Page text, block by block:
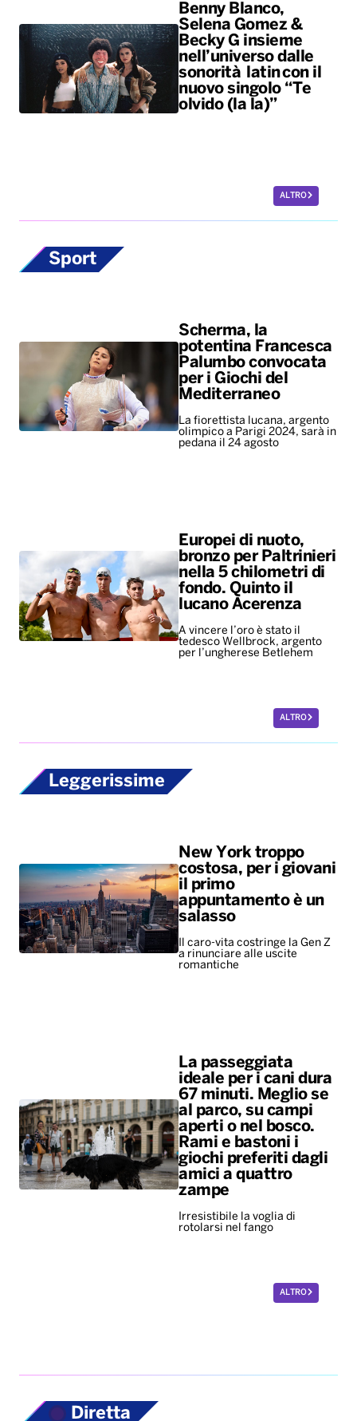
Benny Blanco,
Selena Gomez &
Becky G insieme
nell’universo dalle
sonorità latin con il
nuovo singolo “Te
olvido (la la)”
ALTRO
Sport
Scherma, la
potentina Francesca
Palumbo convocata
per i Giochi del
Mediterraneo
La fiorettista lucana, argento
olimpico a Parigi 2024, sarà in
pedana il 24 agosto
Europei di nuoto,
bronzo per Paltrinieri
nella 5 chilometri di
fondo. Quinto il
lucano Acerenza
A vincere l’oro è stato il
tedesco Wellbrock, argento
per l’ungherese Betlehem
ALTRO
Leggerissime
New York troppo
costosa, per i giovani
il primo
appuntamento è un
salasso
Il caro-vita costringe la Gen Z
a rinunciare alle uscite
romantiche
La passeggiata
ideale per i cani dura
67 minuti. Meglio se
al parco, su campi
aperti o nel bosco.
Rami e bastoni i
giochi preferiti dagli
amici a quattro
zampe
Irresistibile la voglia di
rotolarsi nel fango
ALTRO
Diretta